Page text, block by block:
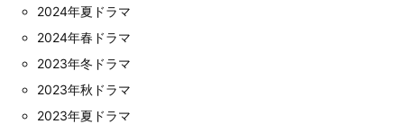
2024年夏ドラマ
2024年春ドラマ
2023年冬ドラマ
2023年秋ドラマ
2023年夏ドラマ